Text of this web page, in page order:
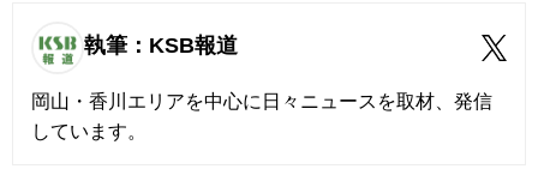
執筆：KSB報道
岡山・香川エリアを中心に日々ニュースを取材、発信
しています。